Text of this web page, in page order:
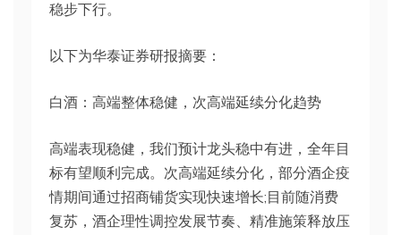
稳步下行。
以下为华泰证券研报摘要：
白酒：高端整体稳健，次高端延续分化趋势
高端表现稳健，我们预计龙头稳中有进，全年目
标有望顺利完成。次高端延续分化，部分酒企疫
情期间通过招商铺货实现快速增长;目前随消费
复苏，酒企理性调控发展节奏、精准施策释放压